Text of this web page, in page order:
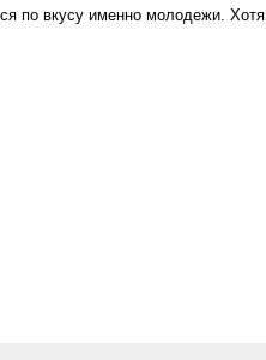
по вкусу именно молодежи. Хотя